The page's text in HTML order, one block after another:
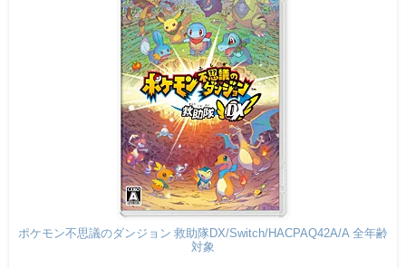
ポケモン不思議のダンジョン 救助隊DX/Switch/HACPAQ42A/A 全年齢
対象